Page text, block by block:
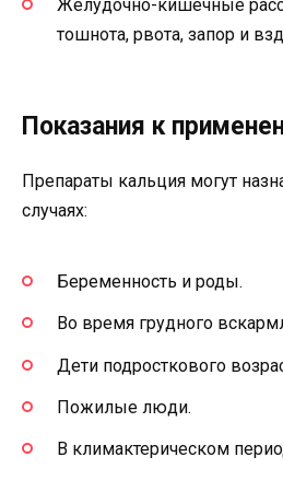
Желудочно-кишечные
тошнота, рвота, запор и
Показания к
Препараты кальция могут
случаях:
Беременность и роды.
Во время грудного
Дети подросткового
Пожилые люди.
В климактерическом